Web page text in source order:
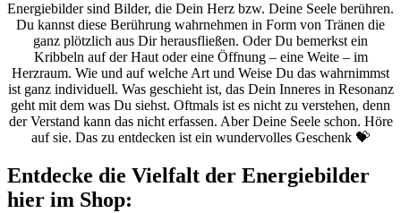
Energiebilder sind Bilder, die Dein Herz bzw. Deine Seele berühren.
Du kannst diese Berührung wahrnehmen in Form von Tränen die
ganz plötzlich aus Dir herausfließen. Oder Du bemerkst ein
Kribbeln auf der Haut oder eine Öffnung – eine Weite – im
Herzraum. Wie und auf welche Art und Weise Du das wahrnimmst
ist ganz individuell. Was geschieht ist, das Dein Inneres in Resonanz
geht mit dem was Du siehst. Oftmals ist es nicht zu verstehen, denn
der Verstand kann das nicht erfassen. Aber Deine Seele schon. Höre
auf sie. Das zu entdecken ist ein wundervolles Geschenk 💝
Entdecke die Vielfalt der Energiebilder
hier im Shop: